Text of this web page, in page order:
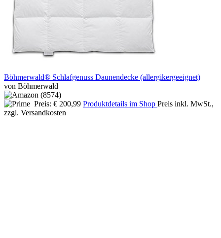
Böhmerwald® Schlafgenuss Daunendecke (allergikergeeignet)
von Böhmerwald
Preis: € 200,99 Produktdetails im Shop Preis inkl. MwSt.,
zzgl. Versandkosten